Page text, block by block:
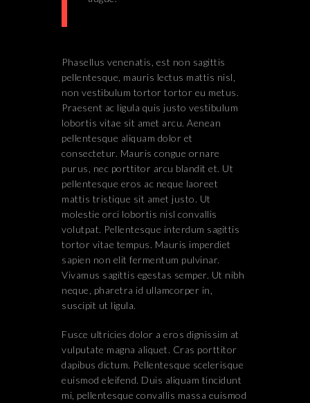
Phasellus venenatis, est non sagittis
pellentesque, mauris lectus mattis nisl,
non vestibulum tortor tortor eu metus.
Praesent ac ligula quis justo vestibulum
lobortis vitae sit amet arcu. Aenean
pellentesque aliquam dolor et
consectetur. Mauris congue ornare
purus, nec porttitor arcu blandit et. Ut
pellentesque eros ac neque laoreet
mattis tristique sit amet justo. Ut
molestie orci lobortis nisl convallis
volutpat. Pellentesque interdum sagittis
tortor vitae tempus. Mauris imperdiet
sapien non elit fermentum pulvinar.
Vivamus sagittis egestas semper. Ut nibh
neque, pharetra id ullamcorper in,
suscipit ut ligula.
Fusce ultricies dolor a eros dignissim at
vulputate magna aliquet. Cras porttitor
dapibus dictum. Pellentesque scelerisque
euismod eleifend. Duis aliquam tincidunt
mi, pellentesque convallis massa euismod